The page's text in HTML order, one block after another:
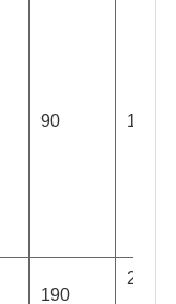
90 121
190
270〜